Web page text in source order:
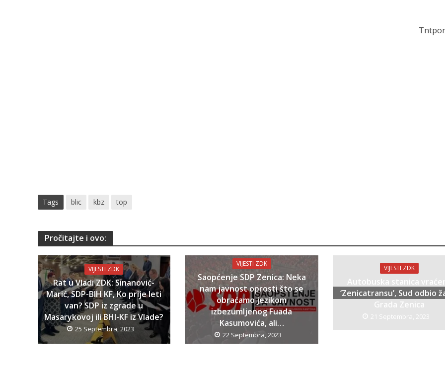
Tags blic kbz top
Pročitajte i ovo:
VIJESTI ZDK
Rat u Vladi ZDK: Sinanović-
Marić, SDP-BIH KF, Ko prije leti
van? SDP iz zgrade u
Masarykovoj ili BHI-KF iz Vlade?
25 Septembra, 2023
VIJESTI ZDK
Saopćenje SDP Zenica: Neka
nam javnost oprosti što se
obraćamo jezikom
izbezumljenog Fuada
Kasumovića, ali…
22 Septembra, 2023
VIJESTI ZDK
Autobuska stanica
‘Zenicatransu’, Sud odbio
Grada Zenica
21 Septembra, 2023